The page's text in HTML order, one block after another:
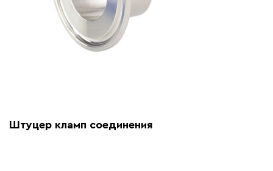
Штуцер кламп соединения